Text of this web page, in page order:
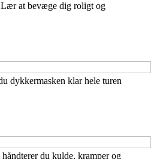
at bevæge dig roligt og
dykkermasken klar hele turen
du kulde, kramper og